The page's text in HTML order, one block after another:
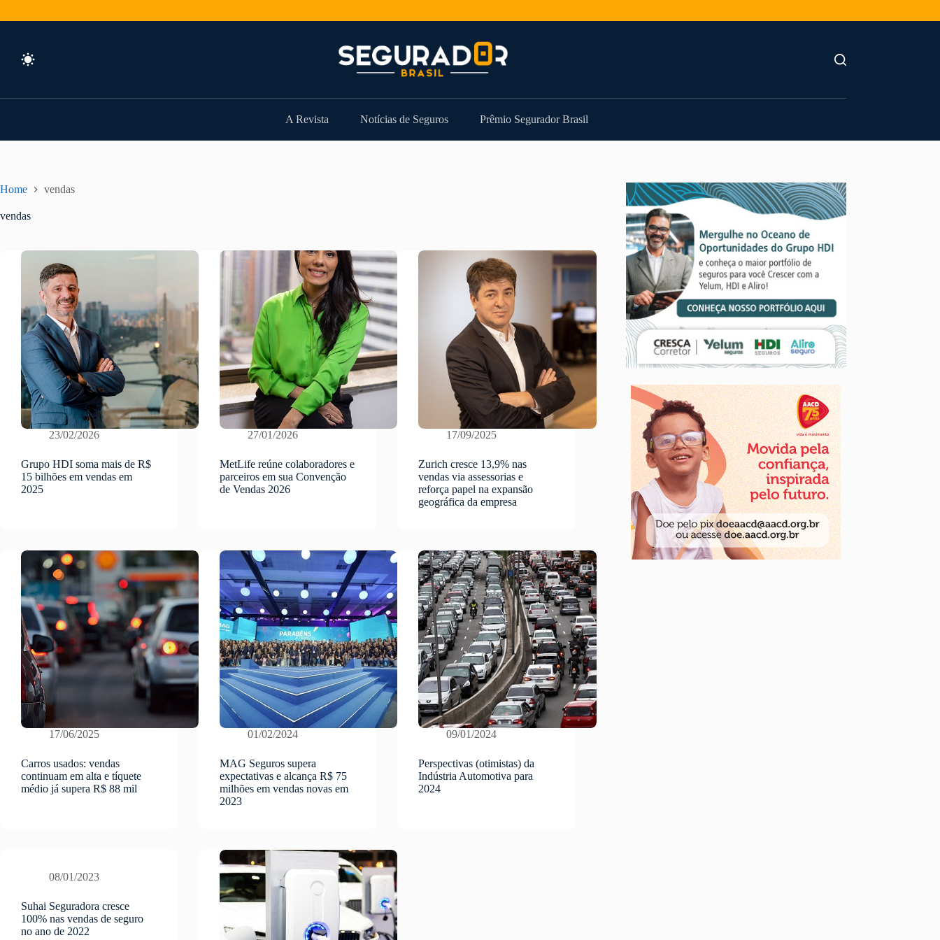
A Revista Notícias de Seguros Prêmio Segurador Brasil
Home vendas
vendas
23/02/2026
Grupo HDI soma mais de R$
15 bilhões em vendas em
2025
27/01/2026
MetLife reúne colaboradores e
parceiros em sua Convenção
de Vendas 2026
17/09/2025
Zurich cresce 13,9% nas
vendas via assessorias e
reforça papel na expansão
geográfica da empresa
17/06/2025
Carros usados: vendas
continuam em alta e tíquete
médio já supera R$ 88 mil
01/02/2024
MAG Seguros supera
expectativas e alcança R$ 75
milhões em vendas novas em
2023
09/01/2024
Perspectivas (otimistas) da
Indústria Automotiva para
2024
08/01/2023
Suhai Seguradora cresce
100% nas vendas de seguro
no ano de 2022